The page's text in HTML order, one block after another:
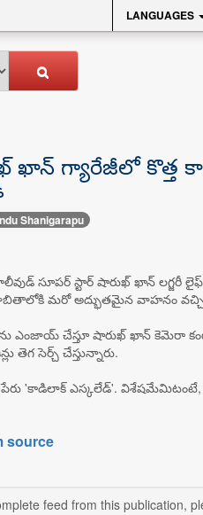
LANGUAGES
ఖాన్ గ్యారేజీలో కొత్త
Shanigarapu
సూపర్ స్టార్ షారుఖ్ ఖాన్ లగ్జరీ
మరో అద్భుతమైన వాహనం వచ్చి
ఎంజాయ్ చేస్తూ షారుఖ్ ఖాన్
తెగ సెర్చ్ చేస్తున్నారు.
'కాడిలాక్ ఎస్కలేడ్'.
source
feed from this publication,